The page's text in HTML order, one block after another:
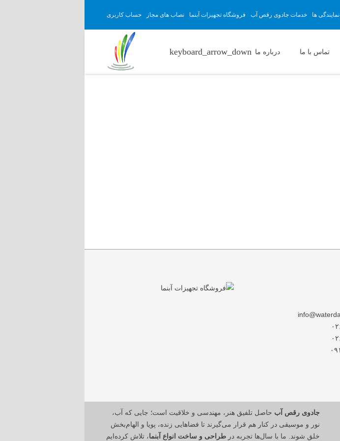
نمایندگی ها خدمات جادوی رقص آب فروشگاه تجهیزات آبنما نصاب های مجاز حساب کاربری
تماس با ما درباره ما
جادوی رقص آب حاصل تلفیق هنر، مهندسی و خلاقیت است؛ جایی که آب،
نور و موسیقی در کنار هم قرار می‌گیرند تا فضاهایی زنده، پویا و الهام‌بخش
خلق شوند. ما با سال‌ها تجربه در طراحی و ساخت انواع آبنما، تلاش کرده‌ایم